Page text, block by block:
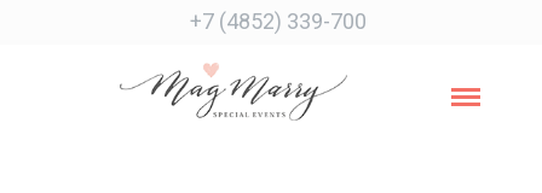
+7 (4852) 339-700